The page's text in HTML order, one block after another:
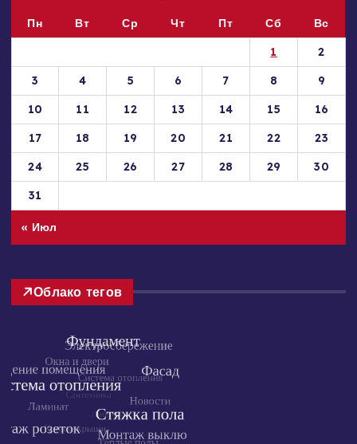
Пн Вт Ср Чт Пт Сб
Вс
1
2
3
4 5 6 7 8
9
10
11 12 13 14 15
16
17
18 19 20 21 22
23
24
25 26 27 28 29
30
31
« Июл
Облако тегов